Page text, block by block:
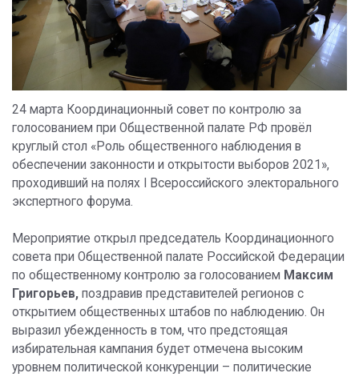
24 марта Координационный совет по контролю за
голосованием при Общественной палате РФ провёл
круглый стол «Роль общественного наблюдения в
обеспечении законности и открытости выборов 2021»,
проходивший на полях I Всероссийского электорального
экспертного форума.
Мероприятие открыл председатель Координационного
совета при Общественной палате Российской Федерации
по общественному контролю за голосованием Максим
Григорьев, поздравив представителей регионов с
открытием общественных штабов по наблюдению. Он
выразил убежденность в том, что предстоящая
избирательная кампания будет отмечена высоким
уровнем политической конкуренции – политические